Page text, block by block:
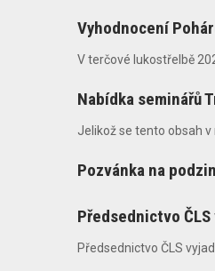
Vyhodnocení
V terčové lukostřelbě
Nabídka seminářů
Jelikož se tento obsah v
Pozvánka na
Předsednictvo
Předsednictvo ČLS